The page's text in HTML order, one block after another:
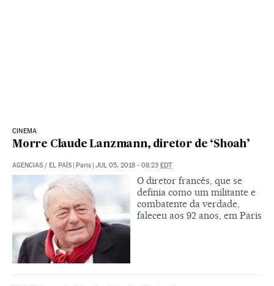
CINEMA
Morre Claude Lanzmann, diretor de ‘Shoah’
AGENCIAS / EL PAÍS | Paris | JUL 05, 2018 - 08:23 EDT
O diretor francês, que se
definia como um militante e
combatente da verdade,
faleceu aos 92 anos, em Paris